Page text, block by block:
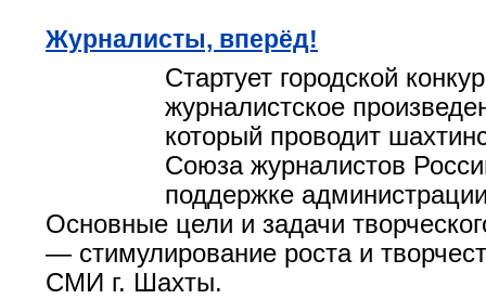
Журналисты, вперёд!
Стартует городской
журналистское
который проводит
Союза журналистов
поддержке
Основные цели и задачи
— стимулирование роста и
СМИ г. Шахты.